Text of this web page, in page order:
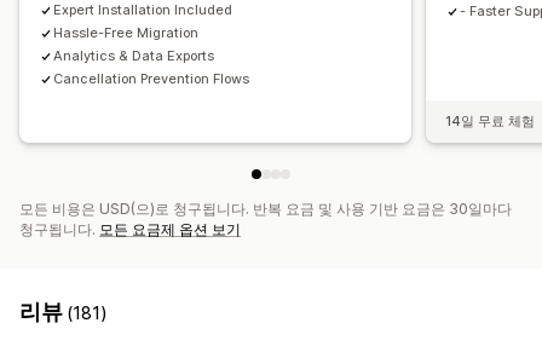
Expert Installation Included
Hassle-Free Migration
Analytics & Data Exports
Cancellation Prevention Flows
- Faster
14일 무료 체험
모든 비용은 USD(으)로 청구됩니다. 반복 요금 및 사용 기반 요금은 30일마다
청구됩니다. 모든 요금제 옵션 보기
리뷰 (181)